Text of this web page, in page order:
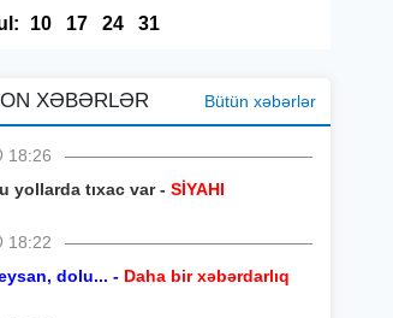
10 17 24 31
XƏBƏRLƏR Bütün xəbərlər
18:26
yollarda tıxac var - SİYAHI
18:22
dolu... - Daha bir xəbərdarlıq